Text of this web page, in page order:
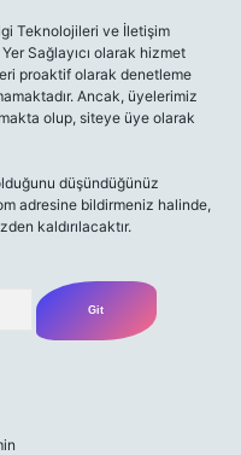
Teknolojileri ve İletişim
Sağlayıcı olarak hizmet
proaktif olarak denetleme
Ancak, üyelerimiz
olup, siteye üye olarak
düşündüğünüz
adresine bildirmeniz halinde,
kaldırılacaktır.